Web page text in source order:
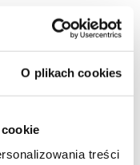
O plikach cookies
treści